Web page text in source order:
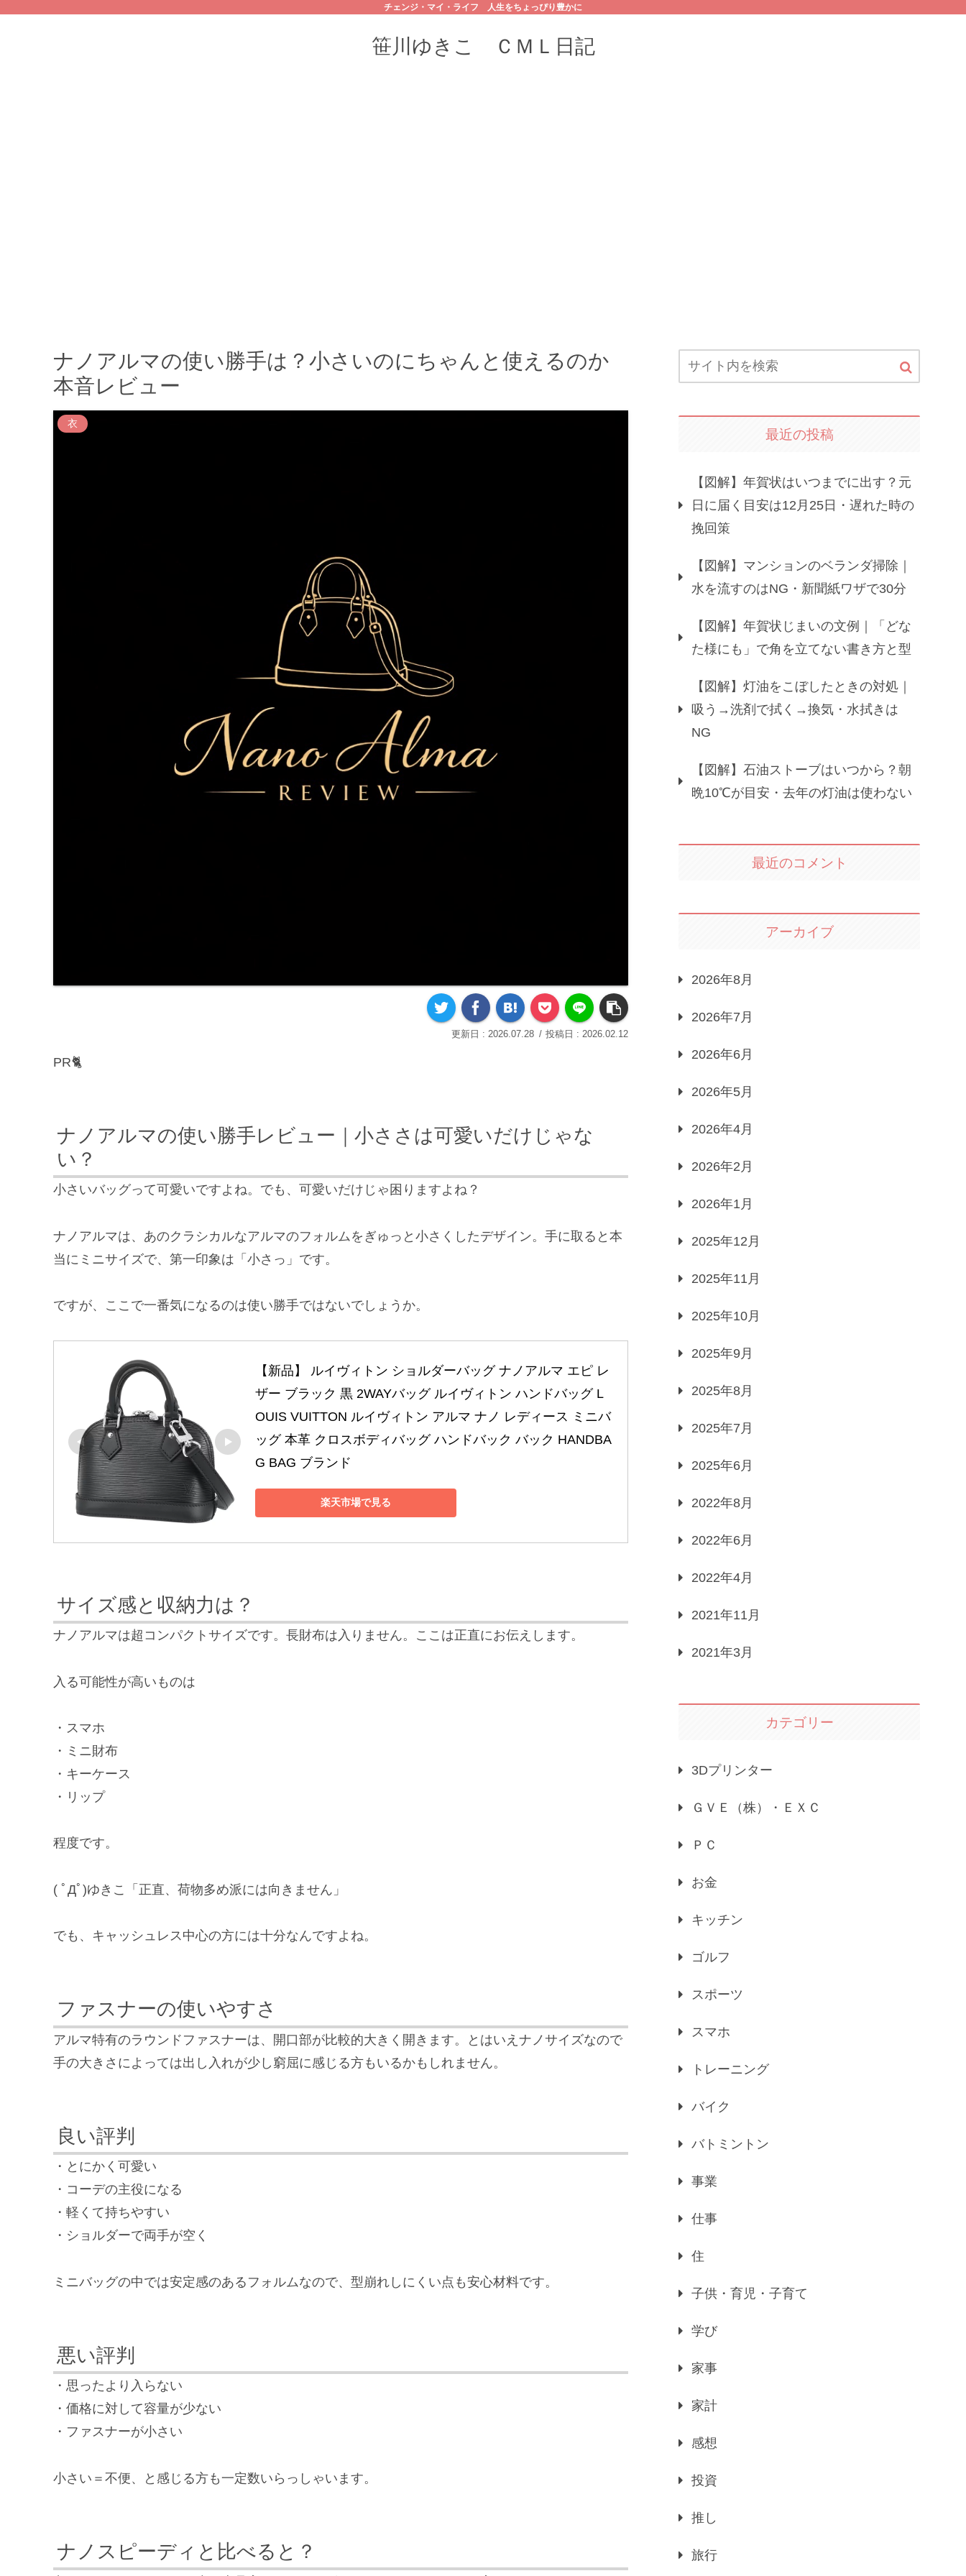
チェンジ・マイ・ライフ 人生をちょっぴり豊かに
笹川ゆきこ ＣＭＬ日記
ナノアルマの使い勝手は？小さいのにちゃんと使えるのか
本音レビュー
衣
2026.07.28 2026.02.12
PR🐈
ナノアルマの使い勝手レビュー｜小ささは可愛いだけじゃな
い？
小さいバッグって可愛いですよね。でも、可愛いだけじゃ困りますよね？
ナノアルマは、あのクラシカルなアルマのフォルムをぎゅっと小さくしたデザイン。手に取ると本
当にミニサイズで、第一印象は「小さっ」です。
ですが、ここで一番気になるのは使い勝手ではないでしょうか。
【新品】 ルイヴィトン ショルダーバッグ ナノアルマ エピ レ
ザー ブラック 黒 2WAYバッグ ルイヴィトン ハンドバッグ L
OUIS VUITTON ルイヴィトン アルマ ナノ レディース ミニバ
ッグ 本革 クロスボディバッグ ハンドバック バック HANDBA
G BAG ブランド
楽天市場で見る
サイズ感と収納力は？
ナノアルマは超コンパクトサイズです。長財布は入りません。ここは正直にお伝えします。
入る可能性が高いものは
・スマホ
・ミニ財布
・キーケース
・リップ
程度です。
( ﾟДﾟ)ゆきこ「正直、荷物多め派には向きません」
でも、キャッシュレス中心の方には十分なんですよね。
ファスナーの使いやすさ
アルマ特有のラウンドファスナーは、開口部が比較的大きく開きます。とはいえナノサイズなので
手の大きさによっては出し入れが少し窮屈に感じる方もいるかもしれません。
良い評判
・とにかく可愛い
・コーデの主役になる
・軽くて持ちやすい
・ショルダーで両手が空く
ミニバッグの中では安定感のあるフォルムなので、型崩れしにくい点も安心材料です。
悪い評判
・思ったより入らない
・価格に対して容量が少ない
・ファスナーが小さい
小さい＝不便、と感じる方も一定数いらっしゃいます。
ナノスピーディと比べると？
最近の投稿
【図解】年賀状はいつまでに出す？元
日に届く目安は12月25日・遅れた時の
挽回策
【図解】マンションのベランダ掃除｜
水を流すのはNG・新聞紙ワザで30分
【図解】年賀状じまいの文例｜「どな
た様にも」で角を立てない書き方と型
【図解】灯油をこぼしたときの対処｜
吸う→洗剤で拭く→換気・水拭きは
NG
【図解】石油ストーブはいつから？朝
晩10℃が目安・去年の灯油は使わない
最近のコメント
アーカイブ
2026年8月
2026年7月
2026年6月
2026年5月
2026年4月
2026年2月
2026年1月
2025年12月
2025年11月
2025年10月
2025年9月
2025年8月
2025年7月
2025年6月
2022年8月
2022年6月
2022年4月
2021年11月
2021年3月
カテゴリー
3Dプリンター
ＧＶＥ（株）・ＥＸＣ
ＰＣ
お金
キッチン
ゴルフ
スポーツ
スマホ
トレーニング
バイク
バトミントン
事業
仕事
住
子供・育児・子育て
学び
家事
家計
感想
投資
推し
旅行